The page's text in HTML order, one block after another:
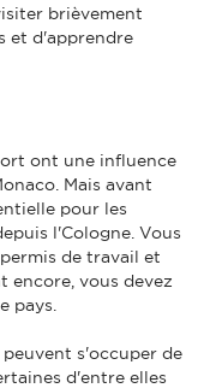
brièvement
et d'apprendre
ont une influence
Mais avant
pour les
l'Cologne. Vous
de travail et
encore, vous devez
pays.
s'occuper de
d'entre elles